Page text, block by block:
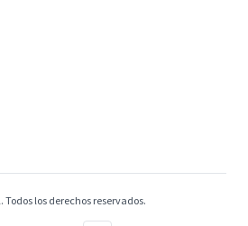
Todos los derechos reservados.